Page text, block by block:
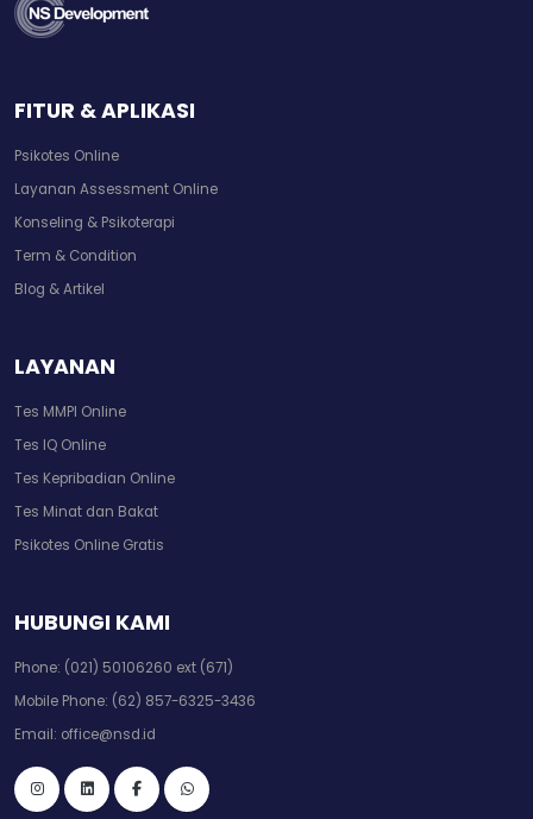
FITUR & APLIKASI
Psikotes Online
Layanan Assessment Online
Konseling & Psikoterapi
Term & Condition
Blog & Artikel
LAYANAN
Tes MMPI Online
Tes IQ Online
Tes Kepribadian Online
Tes Minat dan Bakat
Psikotes Online Gratis
HUBUNGI KAMI
Phone: (021) 50106260 ext (671)
Mobile Phone: (62) 857-6325-3436
Email: office@nsd.id